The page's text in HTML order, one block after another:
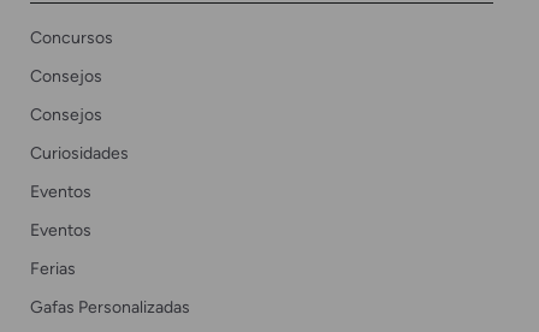
Concursos
Consejos
Consejos
Curiosidades
Eventos
Eventos
Ferias
Gafas Personalizadas